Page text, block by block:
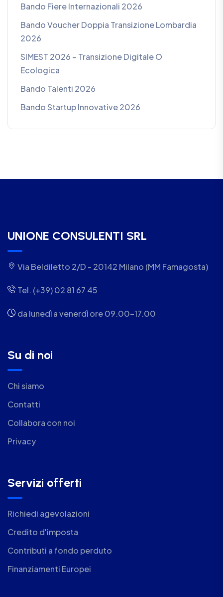
Bando Fiere Internazionali 2026
Bando Voucher Doppia Transizione Lombardia
2026
SIMEST 2026 – Transizione Digitale O
Ecologica
Bando Talenti 2026
Bando Startup Innovative 2026
UNIONE CONSULENTI SRL
Via Beldiletto 2/D - 20142 Milano (MM Famagosta)
Tel. (+39) 02 81 67 45
da lunedì a venerdì ore 09.00-17.00
Su di noi
Chi siamo
Contatti
Collabora con noi
Privacy
Servizi offerti
Richiedi agevolazioni
Credito d'imposta
Contributi a fondo perduto
Finanziamenti Europei